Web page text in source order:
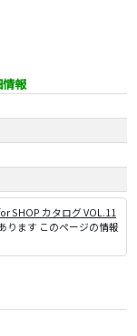
情報
SHOP カタログ VOL.11
ります このページの情報